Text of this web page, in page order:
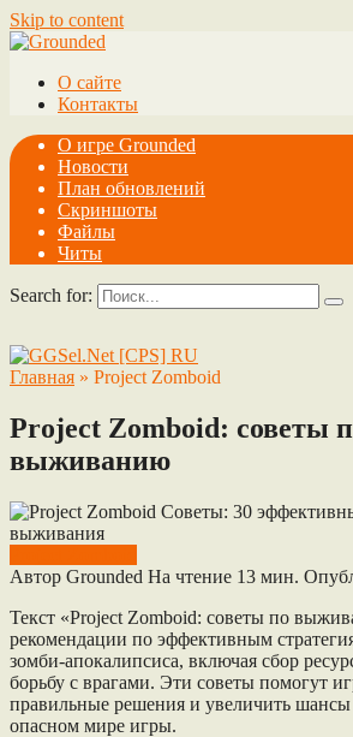
Skip to content
О сайте
Контакты
О игре Grounded
Новости
План обновлений
Скриншоты
Файлы
Читы
Search for:
Главная » Project Zomboid
Project Zomboid: советы
выживанию
Автор Grounded На чтение 13 мин.
Текст «Project Zomboid: советы по
рекомендации по эффективным
зомби-апокалипсиса, включая сбор
борьбу с врагами. Эти советы помогут
правильные решения и увеличить
опасном мире игры.